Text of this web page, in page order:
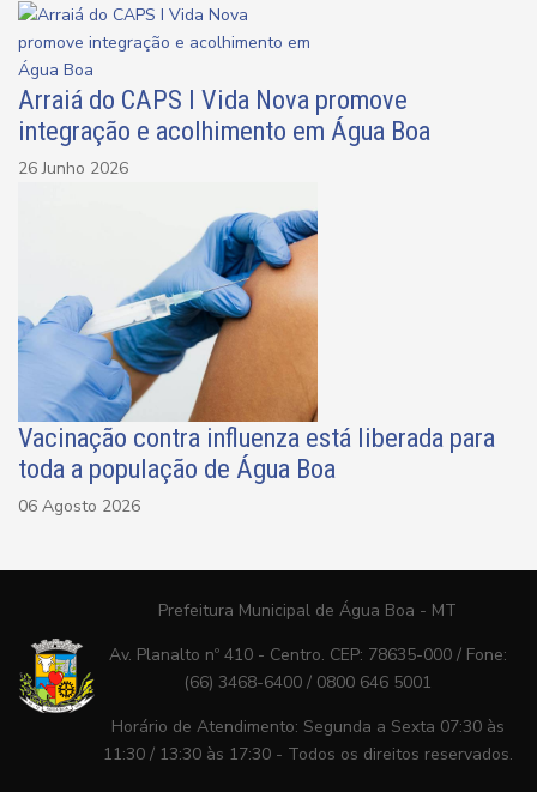
Arraiá do CAPS I Vida Nova promove
integração e acolhimento em Água Boa
26 Junho 2026
Vacinação contra influenza está liberada para
toda a população de Água Boa
06 Agosto 2026
Prefeitura Municipal de Água Boa - MT
Av. Planalto nº 410 - Centro. CEP: 78635-000 / Fone:
(66) 3468-6400 / 0800 646 5001
Horário de Atendimento: Segunda a Sexta 07:30 às
11:30 / 13:30 às 17:30 - Todos os direitos reservados.